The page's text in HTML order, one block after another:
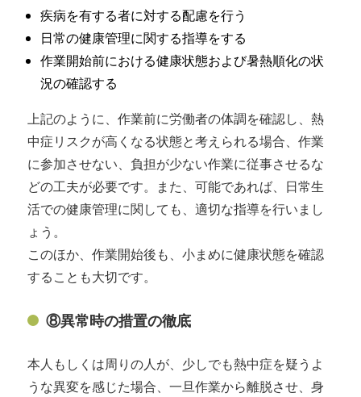
疾病を有する者に対する配慮を行う
日常の健康管理に関する指導をする
作業開始前における健康状態および暑熱順化の状
況の確認する
上記のように、作業前に労働者の体調を確認し、熱
中症リスクが高くなる状態と考えられる場合、作業
に参加させない、負担が少ない作業に従事させるな
どの工夫が必要です。また、可能であれば、日常生
活での健康管理に関しても、適切な指導を行いまし
ょう。
このほか、作業開始後も、小まめに健康状態を確認
することも大切です。
⑧異常時の措置の徹底
本人もしくは周りの人が、少しでも熱中症を疑うよ
うな異変を感じた場合、一旦作業から離脱させ、身